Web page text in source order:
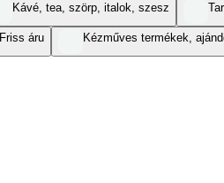
Kávé, tea, szörp, italok, szesz
Friss áru Kézműves termékek,